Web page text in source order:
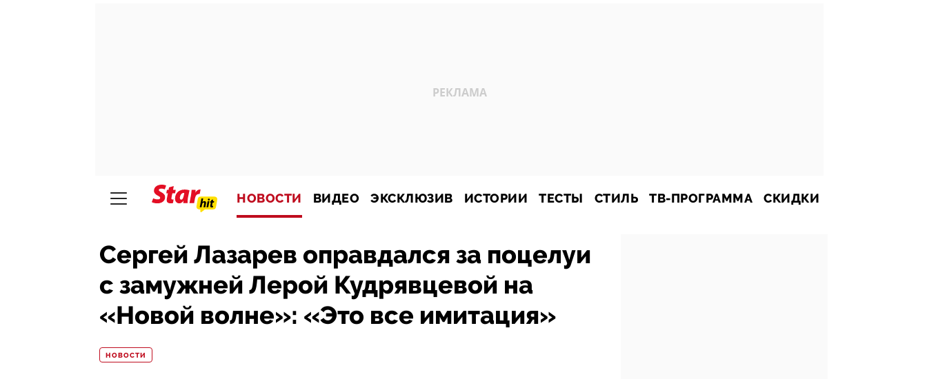
НОВОСТИ ВИДЕО ЭКСКЛЮЗИВ ИСТОРИИ ТЕСТЫ СТИЛЬ ТВ-ПРОГРАММА СКИДКИ
Сергей Лазарев оправдался за поцелуи
с замужней Лерой Кудрявцевой на
«Новой волне»: «Это все имитация»
НОВОСТИ